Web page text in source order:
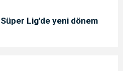
Süper Lig'de yeni dönem